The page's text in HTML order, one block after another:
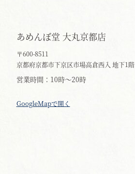
あめんぼ堂 大丸京都店
〒600-8511
京都府京都市下京区市場高倉西入 地下1階
営業時間 10時～20時
GoogleMapで開く